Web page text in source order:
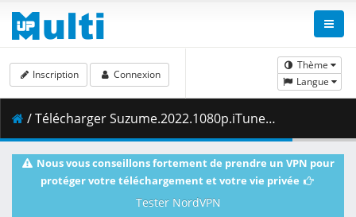
Thème
Langue
Inscription Connexion
/ Télécharger Suzume.2022.1080p.iTunes.WEB-DL.DD5.1.H.264-xiaopie_CHDWEB.mkv.010 ( 495.90 MB )
Nous vous conseillons fortement de prendre un VPN pour
protéger votre téléchargement et votre vie privée
Tester NordVPN